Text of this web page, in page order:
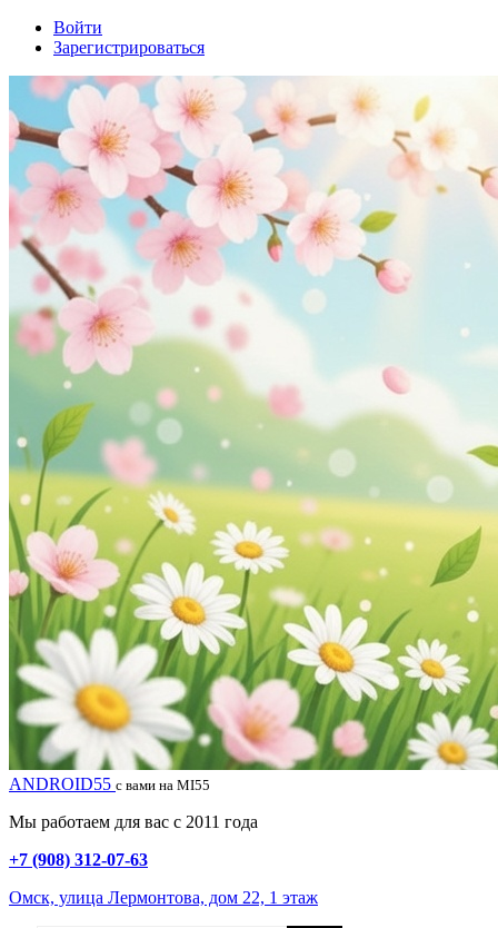
Войти
Зарегистрироваться
ANDROID55 с вами на MI55
Мы работаем для вас с 2011 года
+7 (908) 312-07-63
Омск, улица Лермонтова, дом 22, 1 этаж